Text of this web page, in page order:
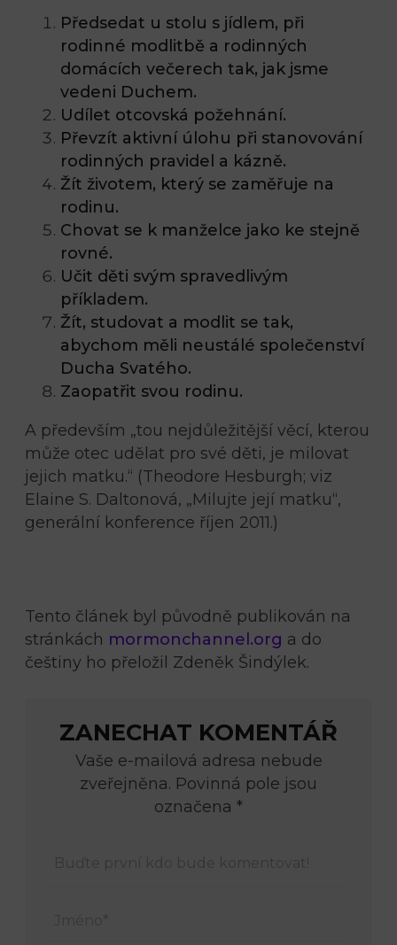
Předsedat u stolu s jídlem, při
rodinné modlitbě a rodinných
domácích večerech tak, jak jsme
vedeni Duchem.
Udílet otcovská požehnání.
Převzít aktivní úlohu při stanovování
rodinných pravidel a kázně.
Žít životem, který se zaměřuje na
rodinu.
Chovat se k manželce jako ke stejně
rovné.
Učit děti svým spravedlivým
příkladem.
Žít, studovat a modlit se tak,
abychom měli neustálé společenství
Ducha Svatého.
Zaopatřit svou rodinu.
A především „tou nejdůležitější věcí, kterou
může otec udělat pro své děti, je milovat
jejich matku.“ (Theodore Hesburgh; viz
Elaine S. Daltonová, „Milujte její matku“,
generální konference říjen 2011.)
Tento článek byl původně publikován na
stránkách mormonchannel.org a do
češtiny ho přeložil Zdeněk Šindýlek.
ZANECHAT KOMENTÁŘ
Vaše e-mailová adresa nebude
zveřejněna. Povinná pole jsou
označena *